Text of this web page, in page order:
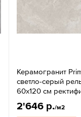
Керамогранит
светло-серый
60x120 см
2'646 р./м2